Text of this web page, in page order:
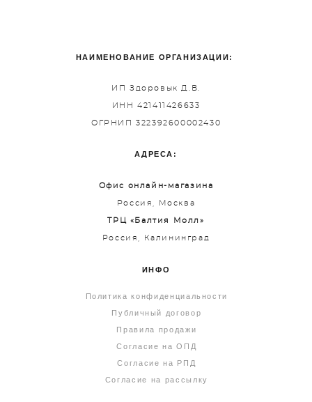
НАИМЕНОВАНИЕ ОРГАНИЗАЦИИ:
ИП Здоровык Д.В.
ИНН 421411426633
ОГРНИП 322392600002430
АДРЕСА:
Офис онлайн-магазина
Россия, Москва
ТРЦ «Балтия Молл»
Россия, Калининград
ИНФО
Политика конфиденциальности
Публичный договор
Правила продажи
Согласие на ОПД
Согласие на РПД
Согласие на рассылку